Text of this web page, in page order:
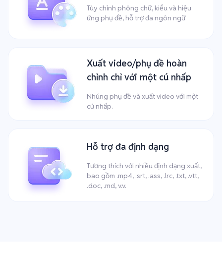
Tùy chỉnh phông chữ, kiểu và hiệu
ứng phụ đề, hỗ trợ đa ngôn ngữ
Xuất video/phụ đề hoàn
chỉnh chỉ với một cú nhấp
Nhúng phụ đề và xuất video với một
cú nhấp.
Hỗ trợ đa định dạng
Tương thích với nhiều định dạng xuất,
bao gồm .mp4, .srt, .ass, .lrc, .txt, .vtt,
.doc, .md, v.v.